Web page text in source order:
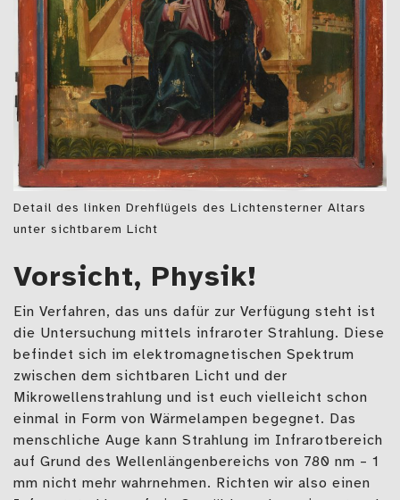
Detail des linken Drehflügels des Lichtensterner Altars
unter sichtbarem Licht
Vorsicht, Physik!
Ein Verfahren, das uns dafür zur Verfügung steht ist
die Untersuchung mittels infraroter Strahlung. Diese
befindet sich im elektromagnetischen Spektrum
zwischen dem sichtbaren Licht und der
Mikrowellenstrahlung und ist euch vielleicht schon
einmal in Form von Wärmelampen begegnet. Das
menschliche Auge kann Strahlung im Infrarotbereich
auf Grund des Wellenlängenbereichs von 780 nm – 1
mm nicht mehr wahrnehmen. Richten wir also einen